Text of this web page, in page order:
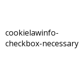
cookielawinfo-
checkbox-necessary